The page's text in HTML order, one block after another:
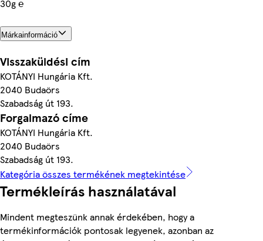
30g ℮
Márkainformáció
Visszaküldési cím
KOTÁNYI Hungária Kft.
2040 Budaörs
Szabadság út 193.
Forgalmazó címe
KOTÁNYI Hungária Kft.
2040 Budaörs
Szabadság út 193.
Kategória összes termékének megtekintése
Termékleírás használatával
Mindent megteszünk annak érdekében, hogy a
termékinformációk pontosak legyenek, azonban az